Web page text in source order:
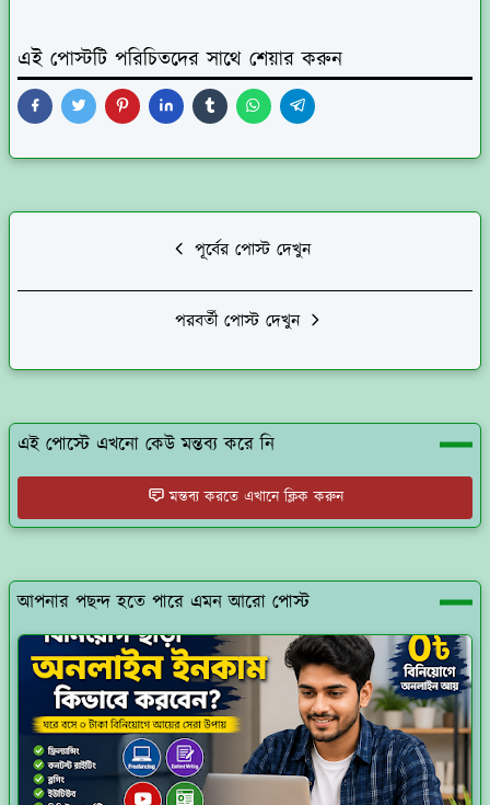
এই পোস্টটি পরিচিতদের সাথে শেয়ার করুন
পূর্বের পোস্ট দেখুন
পরবর্তী পোস্ট দেখুন
এই পোস্টে এখনো কেউ মন্তব্য করে নি
মন্তব্য করতে এখানে ক্লিক করুন
আপনার পছন্দ হতে পারে এমন আরো পোস্ট